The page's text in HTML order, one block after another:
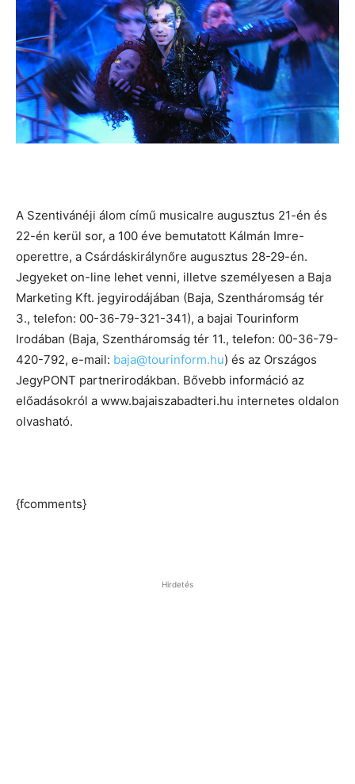
A Szentivánéji álom című musicalre augusztus 21-én és
22-én kerül sor, a 100 éve bemutatott Kálmán Imre-
operettre, a Csárdáskirálynőre augusztus 28-29-én.
Jegyeket on-line lehet venni, illetve személyesen a Baja
Marketing Kft. jegyirodájában (Baja, Szentháromság tér
3., telefon: 00-36-79-321-341), a bajai Tourinform
Irodában (Baja, Szentháromság tér 11., telefon: 00-36-79-
420-792, e-mail: baja@tourinform.hu) és az Országos
JegyPONT partnerirodákban. Bővebb információ az
előadásokról a www.bajaiszabadteri.hu internetes oldalon
olvasható.
{fcomments}
Hirdetés